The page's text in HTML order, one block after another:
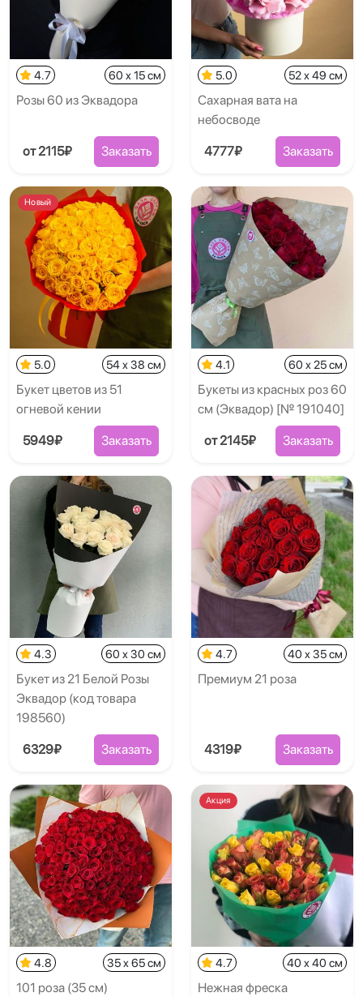
4.7 60 x 15 см
Розы 60 из Эквадора
от 2115₽ Заказать
5.0 52 x 49 см
Сахарная вата на
небосводе
4777₽ Заказать
Новый
5.0 54 x 38 см
Букет цветов из 51
огневой кении
5949₽ Заказать
4.1 60 x 25 см
Букеты из красных роз 60
см (Эквадор) [№ 191040]
от 2145₽ Заказать
4.3 60 x 30 см
Букет из 21 Белой Розы
Эквадор (код товара
198560)
6329₽ Заказать
4.7 40 x 35 см
Премиум 21 роза
4319₽ Заказать
4.8 35 x 65 см
101 роза (35 см)
Акция
4.7 40 x 40 см
Нежная фреска